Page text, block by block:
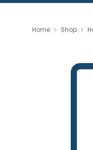
Home Shop